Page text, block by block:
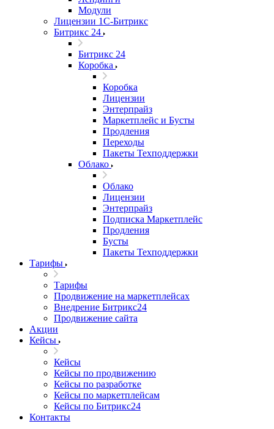
Модули
Лицензии 1С-Битрикс
Битрикс 24
Битрикс 24
Коробка
Коробка
Лицензии
Энтерпрайз
Маркетплейс и Бусты
Продления
Переходы
Пакеты Техподдержки
Облако
Облако
Лицензии
Энтерпрайз
Подписка Маркетплейс
Продления
Бусты
Пакеты Техподдержки
Тарифы
Тарифы
Продвижение на маркетплейсах
Внедрение Битрикс24
Продвижение сайта
Акции
Кейсы
Кейсы
Кейсы по продвижению
Кейсы по разработке
Кейсы по маркетплейсам
Кейсы по Битрикс24
Контакты